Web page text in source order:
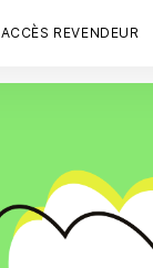
ACCÈS REVENDEUR